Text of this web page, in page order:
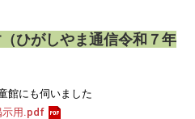
ひがしやま通信令和７年
館にも伺いました
示用.pdf